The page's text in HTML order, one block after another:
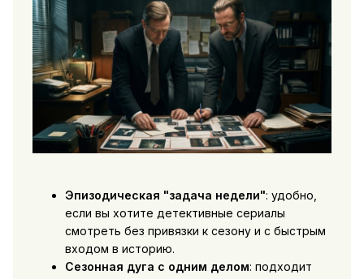
Эпизодическая "задача недели": удобно,
если вы хотите детективные сериалы
смотреть без привязки к сезону и с быстрым
входом в историю.
Сезонная дуга с одним делом: подходит